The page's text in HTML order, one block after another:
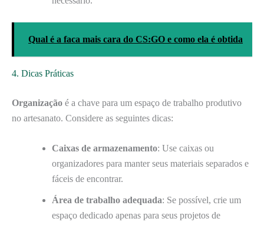
Qual é a faca mais cara do CS:GO e como ela é obtida
4. Dicas Práticas
Organização é a chave para um espaço de trabalho produtivo
no artesanato. Considere as seguintes dicas:
Caixas de armazenamento: Use caixas ou
organizadores para manter seus materiais separados e
fáceis de encontrar.
Área de trabalho adequada: Se possível, crie um
espaço dedicado apenas para seus projetos de